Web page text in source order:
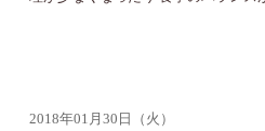
2018年01月30日（火）